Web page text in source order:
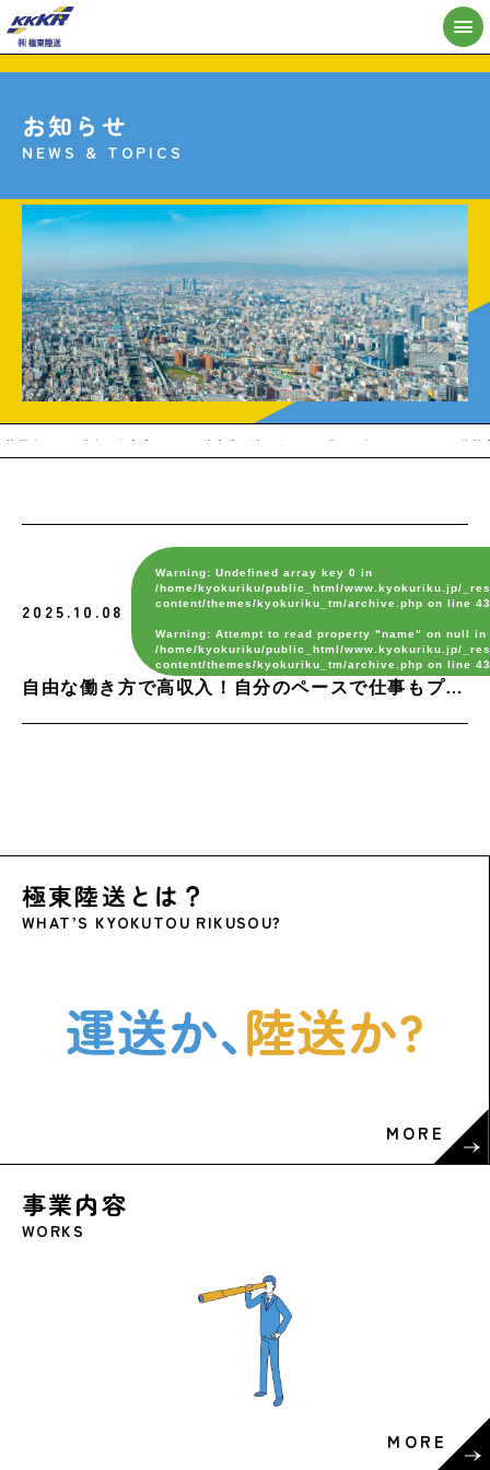
お知らせ
NEWS & TOPICS
会社概要
COMPANY
事業内容
WORKS
営業所
SALES OFFICE
求人情報
RECRUIT
NEWS & TOPICS
お問い合わせ
2025.10.08
Warning: Undefined array key 0 in
/home/kyokuriku/public_html/www.kyokuriku.jp/
content/themes/kyokuriku_tm/archive.php on line 43
Warning: Attempt to read property "name" on null in
/home/kyokuriku/public_html/www.kyokuriku.jp/
content/themes/kyokuriku_tm/archive.php on line 43
自由な働き方で高収入！自分のペースで仕事もプラ
極東陸送とは？
WHAT’S KYOKUTOU RIKUSOU?
MORE
事業内容
WORKS
MORE